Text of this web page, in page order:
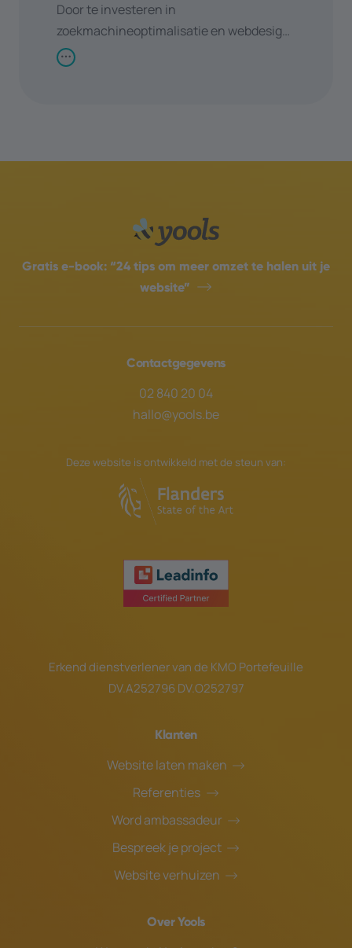
Door te investeren in
zoekmachineoptimalisatie en webdesign
kan je jouw online aanwezigheid
Gratis e-book: “24 tips om meer omzet te halen uit je
website”
Contactgegevens
02 840 20 04
hallo@yools.be
Deze website is ontwikkeld met de steun van:
Erkend dienstverlener van de KMO Portefeuille
DV.A252796 DV.O252797
Klanten
Website laten maken
Referenties
Word ambassadeur
Bespreek je project
Website verhuizen
Over Yools